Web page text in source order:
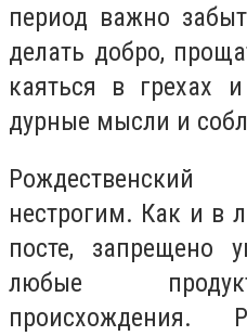
период важно
делать добро,
каяться в грехах
дурные мысли и
нестрогим. Как и в
посте, запрещено
любые